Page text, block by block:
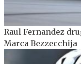
Raul Fernandez
Marca Bezzecchija